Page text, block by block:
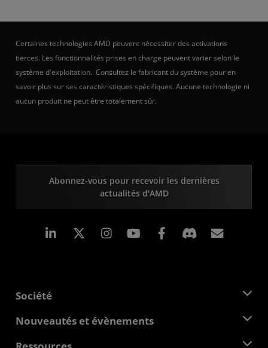
Certaines technologies AMD peuvent nécessiter des activations
tierces. Les fonctionnalités prises en charge peuvent varier selon le
système d'exploitation. Consultez le fabricant du système pour en
savoir plus sur ses caractéristiques spécifiques. Aucune technologie ni
aucun produit ne peut être totalement sûr.
Abonnez-vous pour recevoir les dernières
actualités d'AMD
LinkedIn Instagram Facebook
Société
À propos d'AMD
Nouveautés et évènements
Salle de presse